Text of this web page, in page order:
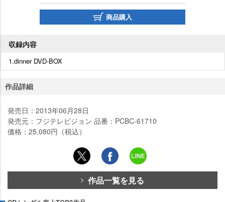
商品購入
収録内容
1.dinner DVD-BOX
作品詳細
発売日：2013年06月28日
発売元：フジテレビジョン 品番：PCBC-61710
価格：25,080円（税込）
作品一覧を見る